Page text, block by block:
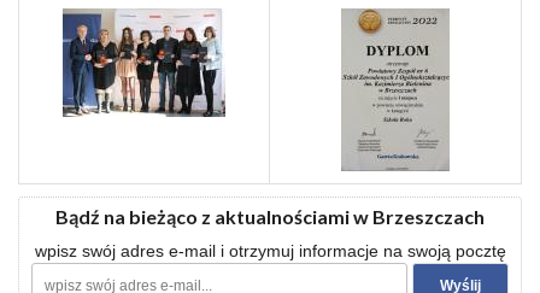
Bądź na bieżąco z aktualnościami w Brzeszczach
wpisz swój adres e-mail i otrzymuj informacje na swoją pocztę